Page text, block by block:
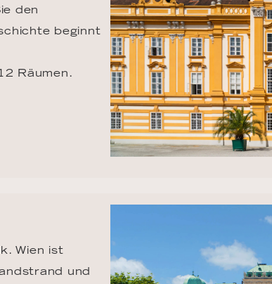
den
beginnt
Räumen.
Wien ist
und